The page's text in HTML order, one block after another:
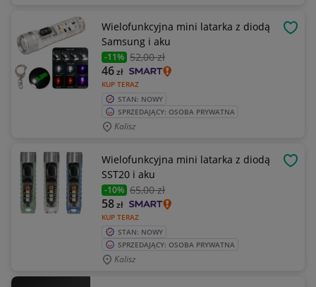
Wielofunkcyjna mini latarka z diodą
Samsung i aku
-11% 52,00 zł
KUP TERAZ
46zł
STAN: NOWY
SPRZEDAJĄCY: OSOBA PRYWATNA
Kalisz
Wielofunkcyjna mini latarka z diodą
SST20 i aku
-10% 65,00 zł
KUP TERAZ
58zł
STAN: NOWY
SPRZEDAJĄCY: OSOBA PRYWATNA
Kalisz